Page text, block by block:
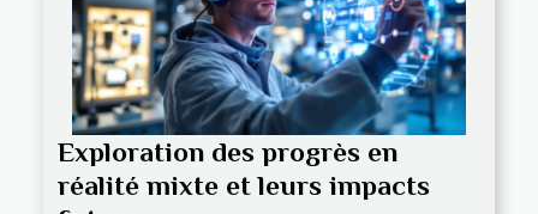
Exploration des progrès en
réalité mixte et leurs impacts